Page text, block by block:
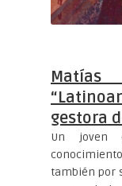
gestora
Un joven
también por